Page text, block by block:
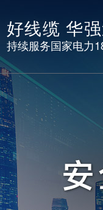
好线缆 华
持续服务国家电力